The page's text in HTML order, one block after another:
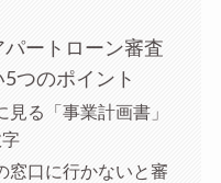
パートローン審査
つのポイント
る「事業計画書」
窓口に行かないと審